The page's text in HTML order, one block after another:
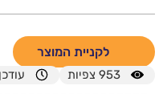
לקניית המוצר
953 צפיות עודכן ב-